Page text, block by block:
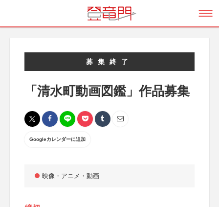
募集終了
「清水町動画図鑑」作品募集
Googleカレンダーに追加
映像・アニメ・動画